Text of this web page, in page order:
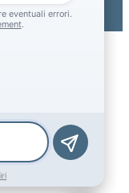
Gruppo Spaggiari
Media